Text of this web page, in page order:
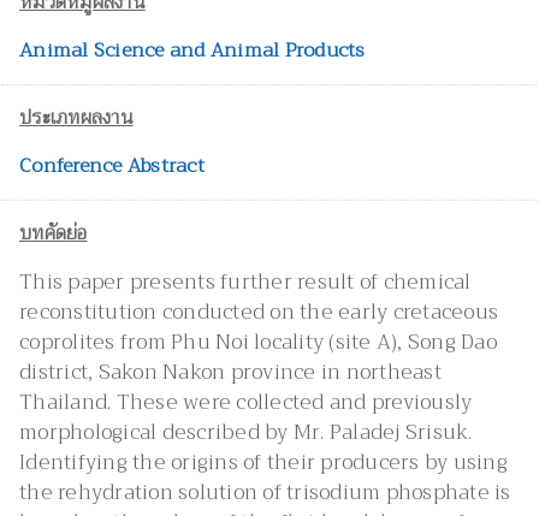
Animal Science and Animal Products
ประเภทผลงาน
Conference Abstract
บทคัดย่อ
This paper presents further result of chemical
reconstitution conducted on the early cretaceous
coprolites from Phu Noi locality (site A), Song Dao
district, Sakon Nakon province in northeast
Thailand. These were collected and previously
morphological described by Mr. Paladej Srisuk.
Identifying the origins of their producers by using
the rehydration solution of trisodium phosphate is